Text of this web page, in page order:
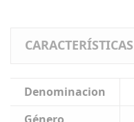
CARACTERÍSTICAS
Denominacion